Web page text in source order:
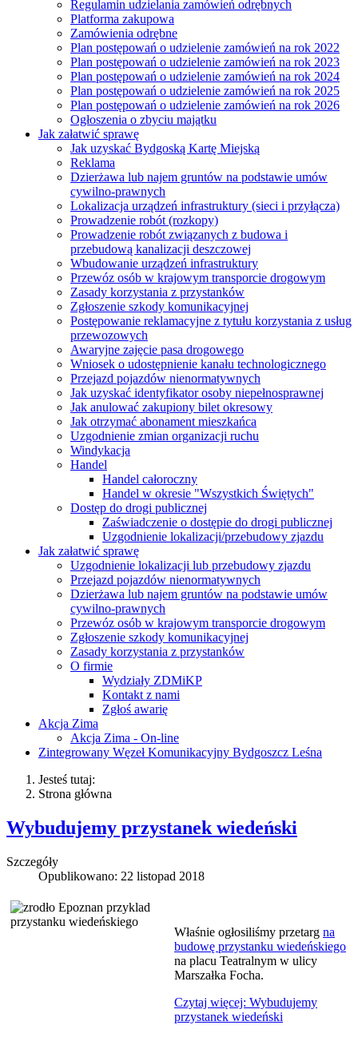
Regulamin udzielania zamówień odrębnych
Platforma zakupowa
Zamówienia odrębne
Plan postępowań o udzielenie zamówień na rok 2022
Plan postępowań o udzielenie zamówień na rok 2023
Plan postępowań o udzielenie zamówień na rok 2024
Plan postępowań o udzielenie zamówień na rok 2025
Plan postępowań o udzielenie zamówień na rok 2026
Ogłoszenia o zbyciu majątku
Jak załatwić sprawę
Jak uzyskać Bydgoską Kartę Miejską
Reklama
Dzierżawa lub najem gruntów na podstawie umów
cywilno-prawnych
Lokalizacja urządzeń infrastruktury (sieci i przyłącza)
Prowadzenie robót (rozkopy)
Prowadzenie robót związanych z budowa i
przebudową kanalizacji deszczowej
Wbudowanie urządzeń infrastruktury
Przewóz osób w krajowym transporcie drogowym
Zasady korzystania z przystanków
Zgłoszenie szkody komunikacyjnej
Postępowanie reklamacyjne z tytułu korzystania z usług
przewozowych
Awaryjne zajęcie pasa drogowego
Wniosek o udostępnienie kanału technologicznego
Przejazd pojazdów nienormatywnych
Jak uzyskać identyfikator osoby niepełnosprawnej
Jak anulować zakupiony bilet okresowy
Jak otrzymać abonament mieszkańca
Uzgodnienie zmian organizacji ruchu
Windykacja
Handel
Handel całoroczny
Handel w okresie "Wszystkich Świętych"
Dostęp do drogi publicznej
Zaświadczenie o dostępie do drogi publicznej
Uzgodnienie lokalizacji/przebudowy zjazdu
Jak załatwić sprawę
Uzgodnienie lokalizacji lub przebudowy zjazdu
Przejazd pojazdów nienormatywnych
Dzierżawa lub najem gruntów na podstawie umów
cywilno-prawnych
Przewóz osób w krajowym transporcie drogowym
Zgłoszenie szkody komunikacyjnej
Zasady korzystania z przystanków
O firmie
Wydziały ZDMiKP
Kontakt z nami
Zgłoś awarię
Akcja Zima
Akcja Zima - On-line
Zintegrowany Węzeł Komunikacyjny Bydgoszcz Leśna
Jesteś tutaj:
Strona główna
Wybudujemy przystanek wiedeński
Szczegóły
Opublikowano: 22 listopad 2018
Właśnie ogłosiliśmy przetarg na
budowę przystanku wiedeńskiego
na placu Teatralnym w ulicy
Marszałka Focha.
Czytaj więcej: Wybudujemy
przystanek wiedeński